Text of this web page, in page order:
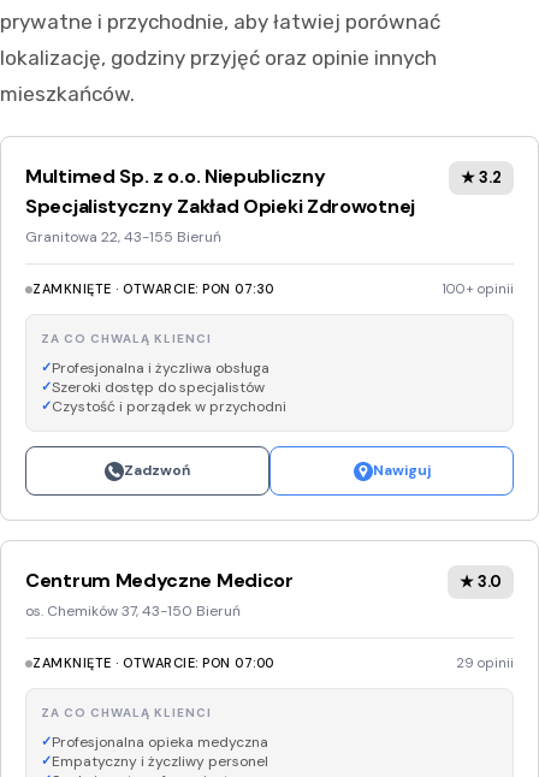
prywatne i przychodnie, aby łatwiej porównać
lokalizację, godziny przyjęć oraz opinie innych
mieszkańców.
Multimed Sp. z o.o. Niepubliczny
Specjalistyczny Zakład Opieki Zdrowotnej
Granitowa 22, 43-155 Bieruń
★ 3.2
ZAMKNIĘTE · OTWARCIE: PON 07:30 100+ opinii
ZA CO CHWALĄ KLIENCI
Profesjonalna i życzliwa obsługa
Szeroki dostęp do specjalistów
Czystość i porządek w przychodni
Zadzwoń Nawiguj
Centrum Medyczne Medicor
os. Chemików 37, 43-150 Bieruń
★ 3.0
ZAMKNIĘTE · OTWARCIE: PON 07:00 29 opinii
ZA CO CHWALĄ KLIENCI
Profesjonalna opieka medyczna
Empatyczny i życzliwy personel